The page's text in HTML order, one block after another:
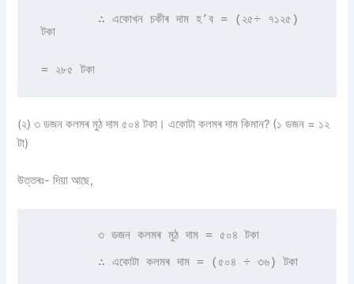
টকা
= ২৮৫ টকা
(২) ৩ ডজন কলমৰ মুঠ দাম ৫০৪ টকা। একোটা কলমৰ দাম কিমান? (১ ডজন = ১২
টা)
উত্তৰঃ- দিয়া আছে,